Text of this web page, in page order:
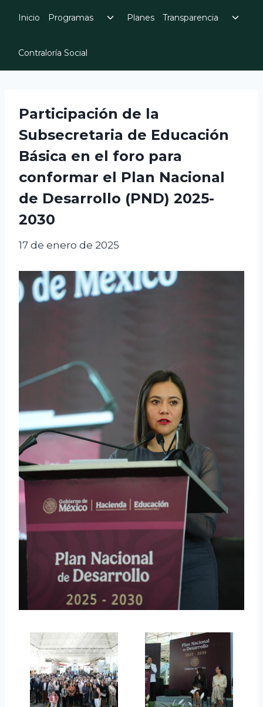
Inicio Programas
Toggle
childPlanes Transparencia
Contraloría Social
Participación de la
Subsecretaria de Educación
Básica en el foro para
conformar el Plan Nacional
de Desarrollo (PND) 2025-
2030
17 de enero de 2025